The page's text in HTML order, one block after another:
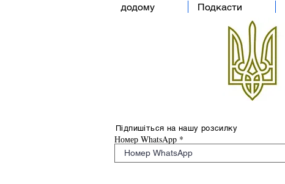
додому Подкасти
Підпишіться на нашу розсилку
Номер WhatsApp